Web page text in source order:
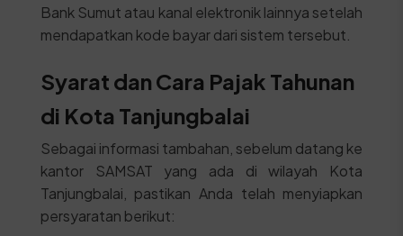
Bank Sumut atau kanal elektronik lainnya setelah
mendapatkan kode bayar dari sistem tersebut.
Syarat dan Cara Pajak Tahunan
di Kota Tanjungbalai
Sebagai informasi tambahan, sebelum datang ke
kantor SAMSAT yang ada di wilayah Kota
Tanjungbalai, pastikan Anda telah menyiapkan
persyaratan berikut: